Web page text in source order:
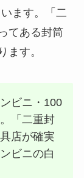
ます。「二
てある封筒
ます。
ビニ・100
「二重封
店が確実
ビニの白